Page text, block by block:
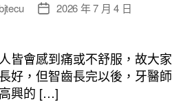
文
佈
日
期
2026 年 7 月 4 日
皆會感到痛或不舒服，故大家
好，但智齒長完以後，牙醫師
興的 […]